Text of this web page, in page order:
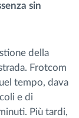
sin
della
Frotcom
tempo, dava
e di
Più tardi,